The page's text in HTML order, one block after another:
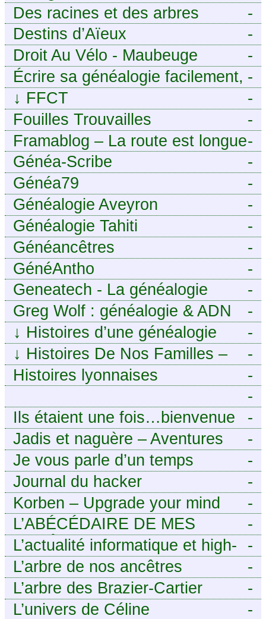
-
Des racines et des arbres
-
Destins d’Aïeux
-
Droit Au Vélo - Maubeuge
Sambre-Avesnois
-
Écrire sa généalogie facilement,
sans stress avec Généalordi
-
↓ FFCT
-
Fouilles Trouvailles
-
Framablog – La route est longue
mais la voie est libre…
-
Généa-Scribe
-
Généa79
-
Généalogie Aveyron
-
Généalogie Tahiti
-
Généancêtres
-
GénéAntho
-
Geneatech - La généalogie
numérique à portée de tous
-
Greg Wolf : généalogie & ADN
-
↓ Histoires d’une généalogie
Léonarde
-
↓ Histoires De Nos Familles –
Blog de généalogie
-
Histoires lyonnaises
-
https://
-
Ils étaient une fois…bienvenue
chez mes ancêtres. – Une
histoire tourangelle, mais pas
seulement.
-
Jadis et naguère – Aventures
généalogiques de l’Atlantique
aux contreforts des Alpes
-
Je vous parle d’un temps
-
Journal du hacker
-
Korben – Upgrade your mind
-
L’ABÉCÉDAIRE DE MES
ANCÊTRES – Tout ce que
j’aurais aimé savoir sur ma
famille mais n’ai jamais osé
demander
-
L’actualité informatique et high-
tech pour décideurs IT.
-
L’arbre de nos ancêtres
-
L’arbre des Brazier-Cartier
-
L’univers de Céline